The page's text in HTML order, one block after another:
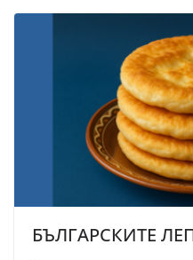
БЪЛГАРСКИТЕ